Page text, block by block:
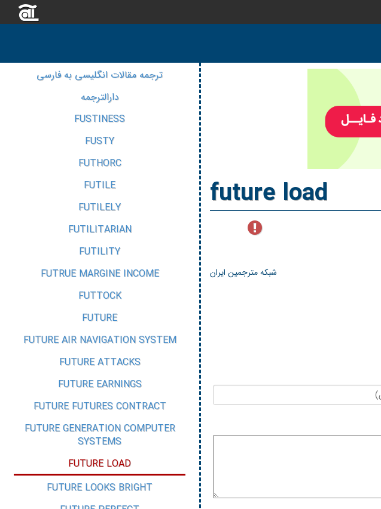
future load
شبکه مترجمین ایران
ترجمه مقالات انگلیسی به فارسی
دارالترجمه
FUSTINESS
FUSTY
FUTHORC
FUTILE
FUTILELY
FUTILITARIAN
FUTILITY
FUTRUE MARGINE INCOME
FUTTOCK
FUTURE
FUTURE AIR NAVIGATION SYSTEM
FUTURE ATTACKS
FUTURE EARNINGS
FUTURE FUTURES CONTRACT
FUTURE GENERATION COMPUTER
SYSTEMS
FUTURE LOAD
FUTURE LOOKS BRIGHT